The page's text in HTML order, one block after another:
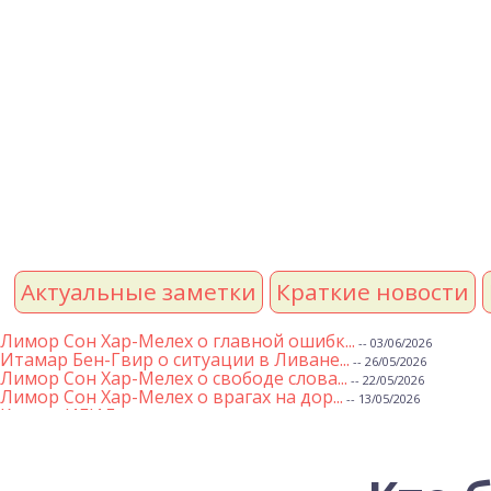
Актуальные заметки Краткие новости
Лимор Сон Хар-Мелех о главной ошибк... -- 03/06/2026
Итамар Бен-Гвир о ситуации в Ливане... -- 26/05/2026
Лимор Сон Хар-Мелех о свободе слова... -- 22/05/2026
Лимор Сон Хар-Мелех о врагах на дор... -- 13/05/2026
Клятва ИГИЛ